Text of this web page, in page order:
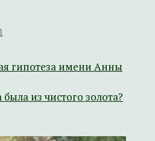
гипотеза имени Анны
из чистого золота?